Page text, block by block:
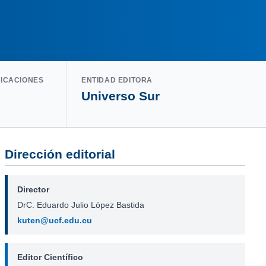
ENTIDAD EDITORA
Universo Sur
Dirección editorial
Director
DrC. Eduardo Julio López Bastida
kuten@ucf.edu.cu
Editor Científico